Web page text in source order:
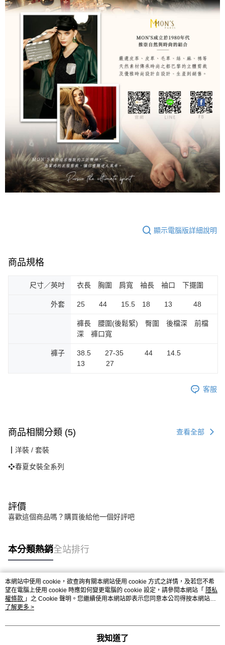
顯示電腦版詳細說明
商品規格
尺寸／英吋 衣長 胸圍 肩寬 袖長 袖口 下擺圍
外套 25 44 15.5 18 13 48
褲長 腰圍(後鬆緊) 臀圍 後檔深 前檔
深 褲口寬
褲子
38.5 27-35 44 14.5
13 27
客服
商品相關分類 (5) 查看全部
┃洋裝 / 套裝
❖春夏女裝全系列
評價
喜歡這個商品嗎？購買後給他一個好評吧
本分類熱銷全站排行
熱門標籤
本網站中使用 cookie，欲查詢有關本網站使用 cookie 方式之詳情，及若您不希
望在電腦上使用 cookie 時應如何變更電腦的 cookie 設定，請參閱本網站「 隱私
權條款 」之 Cookie 聲明。您繼續使用本網站即表示您同意本公司得按本網站使
用條款之 Cookie 聲明使用 cookie。
了解更多 >
我知道了